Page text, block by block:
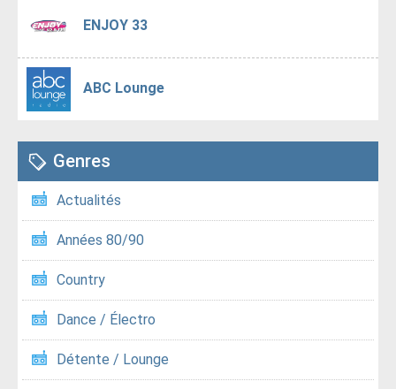
ENJOY 33
ABC Lounge
Genres
Actualités
Années 80/90
Country
Dance / Électro
Détente / Lounge